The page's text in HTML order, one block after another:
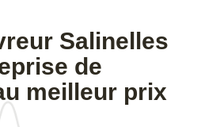
Salinelles
de
meilleur prix